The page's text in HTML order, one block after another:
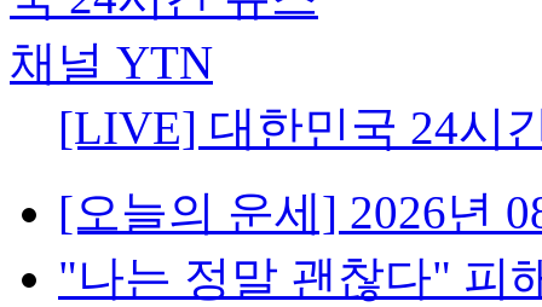
[LIVE] 대한민국 24시
[오늘의 운세] 2026년
"나는 정말 괜찮다" 피